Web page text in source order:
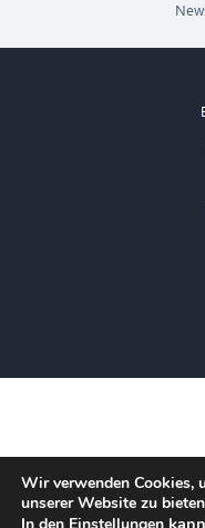
Wir verwenden Cookies,
unserer Website zu